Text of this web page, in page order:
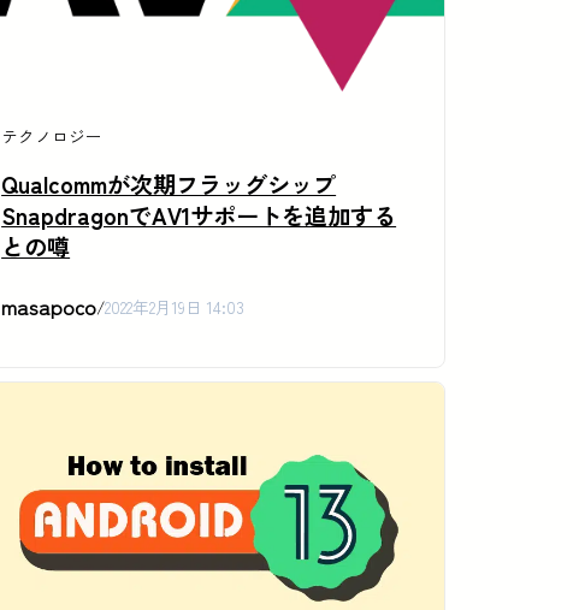
テクノロジー
Qualcommが次期フラッグシップ
SnapdragonでAV1サポートを追加する
との噂
masapoco/2022年2月19日 14:03